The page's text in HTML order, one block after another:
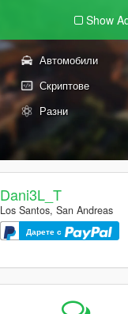
Show
Автомобили
Скриптове
Разни
Dani3L_T
Los Santos, San Andreas
Дарете с